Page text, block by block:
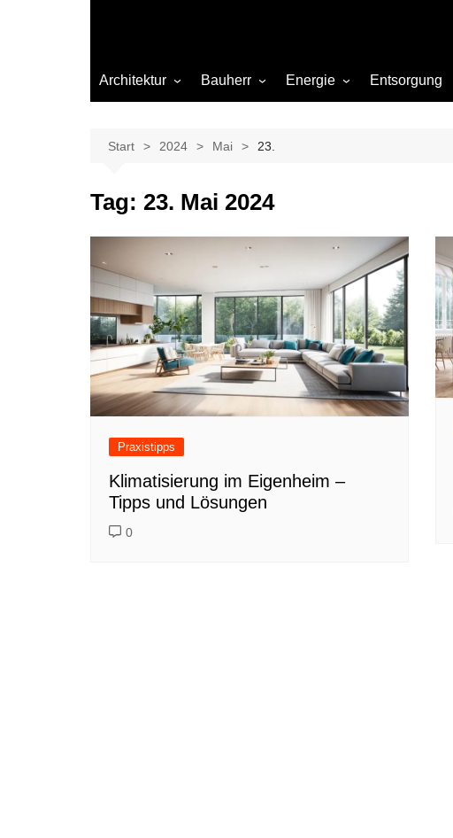
Architektur Bauherr
Beleuchtung
Garten
Küche
Materialien
Ökologisch bauen
Renovierung
Sanierung
Hygiene
Energie Entsorgung
Start 2024 Mai 23.
Tag: 23. Mai 2024
Praxistipps
Klimatisierung im Eigenheim –
Tipps und Lösungen
0